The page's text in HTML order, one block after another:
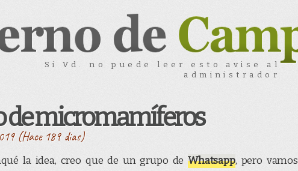
Si Vd. no puede leer esto avise al
administrador
de micromamíferos
(Hace 189 dias)
la idea, creo que de un grupo deWhatsapp, pero vamos